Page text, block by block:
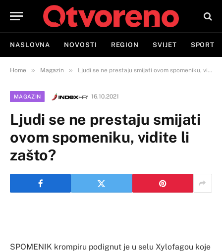
NASLOVNA NOVOSTI REGION SVIJET SPORT
Home » Magazin » Ljudi se ne prestaju smijati ovom spomeniku, vidite li zašto?
MAGAZIN 16.10.2021
Ljudi se ne prestaju smijati
ovom spomeniku, vidite li
zašto?
SPOMENIK krompiru podignut je u selu Xylofagou koje